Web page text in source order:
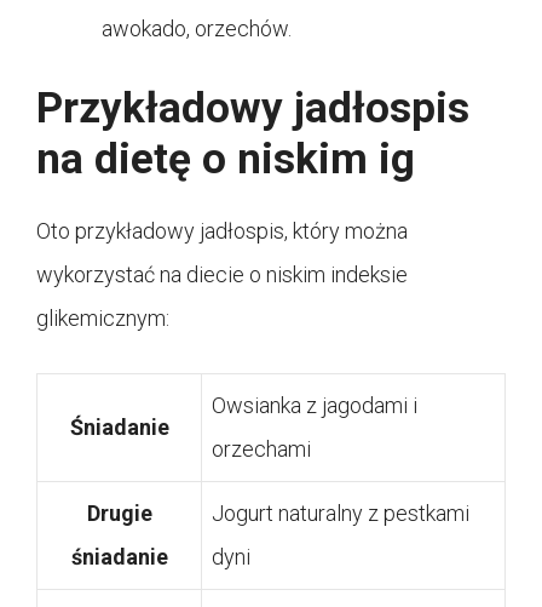
awokado, orzechów.
Przykładowy jadłospis
na dietę o niskim ig
Oto przykładowy jadłospis, który można
wykorzystać na diecie o niskim indeksie
glikemicznym:
Śniadanie
Owsianka z jagodami i
orzechami
Drugie
śniadanie
Jogurt naturalny z pestkami
dyni